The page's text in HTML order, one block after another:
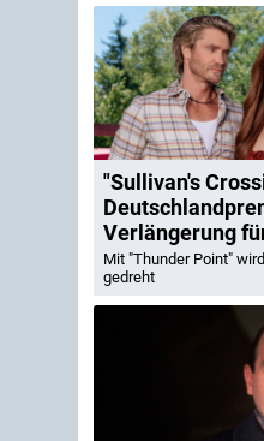
"Sullivan's
Verlängerung
Mit "Thunder Point"
gedreht